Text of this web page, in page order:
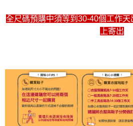
全尺碼預購中須等到30-40個工作
上寄出